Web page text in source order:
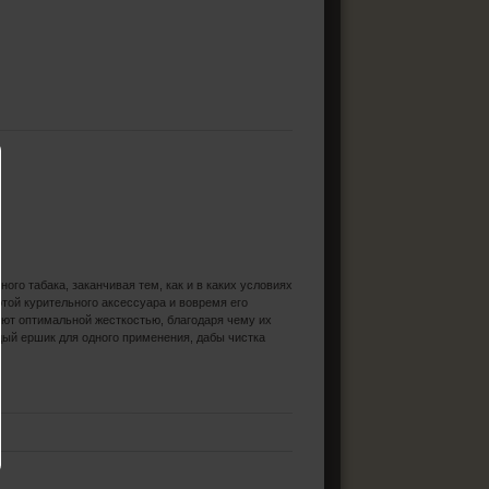
табака, заканчивая тем, как и в каких условиях
курительного аксессуара и вовремя его
оптимальной жесткостью, благодаря чему их
ершик для одного применения, дабы чистка